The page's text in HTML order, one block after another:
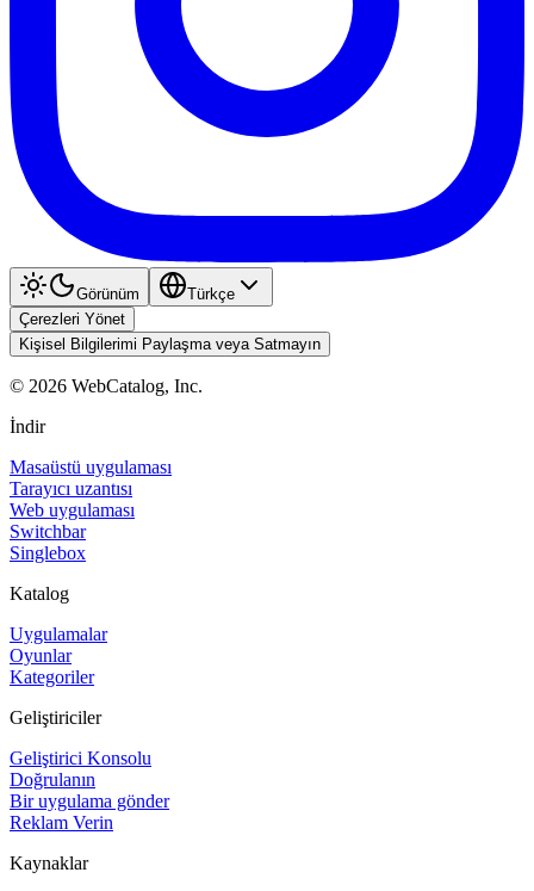
Görünüm
Türkçe
Çerezleri Yönet
Kişisel Bilgilerimi Paylaşma veya Satmayın
© 2026 WebCatalog, Inc.
İndir
Masaüstü uygulaması
Tarayıcı uzantısı
Web uygulaması
Switchbar
Singlebox
Katalog
Uygulamalar
Oyunlar
Kategoriler
Geliştiriciler
Geliştirici Konsolu
Doğrulanın
Bir uygulama gönder
Reklam Verin
Kaynaklar